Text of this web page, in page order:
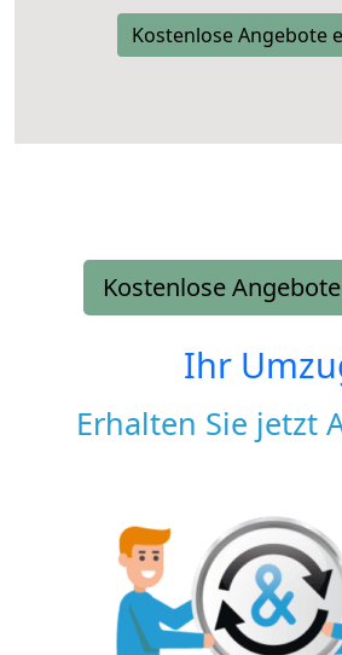
Kostenlose Angebote
Kostenlose
Ihr
Erhalten Sie jetzt